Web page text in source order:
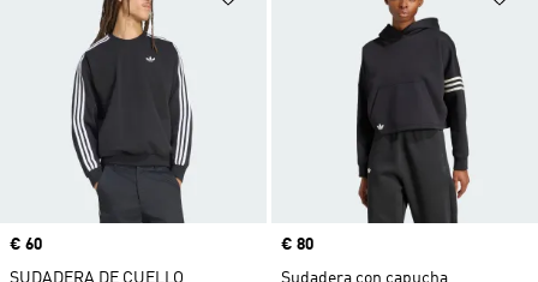
Precio
€ 60
SUDADERA DE CUELLO
Precio
€ 80
Sudadera con capucha